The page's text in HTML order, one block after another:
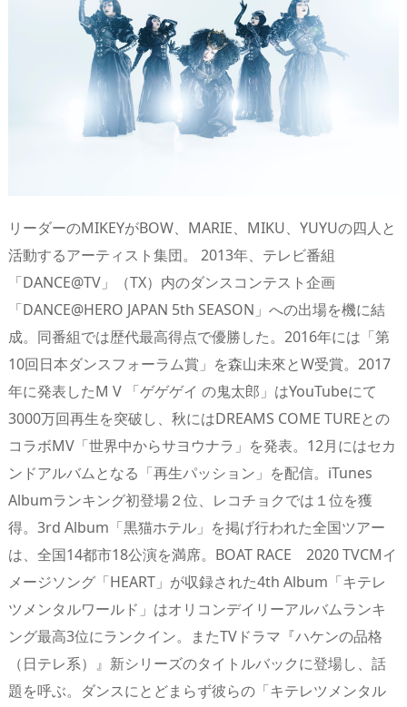
リーダーのMIKEYがBOW、MARIE、MIKU、YUYUの四人と
活動するアーティスト集団。 2013年、テレビ番組
「DANCE@TV」（TX）内のダンスコンテスト企画
「DANCE@HERO JAPAN 5th SEASON」への出場を機に結
成。同番組では歴代最高得点で優勝した。2016年には「第
10回日本ダンスフォーラム賞」を森山未來とW受賞。2017
年に発表したM V 「ゲゲゲイ の鬼太郎」はYouTubeにて
3000万回再生を突破し、秋にはDREAMS COME TUREとの
コラボMV「世界中からサヨウナラ」を発表。12月にはセカ
ンドアルバムとなる「再生パッション」を配信。iTunes
Albumランキング初登場２位、レコチョクでは１位を獲
得。3rd Album「黒猫ホテル」を掲げ行われた全国ツアー
は、全国14都市18公演を満席。BOAT RACE 2020 TVCMイ
メージソング「HEART」が収録された4th Album「キテレ
ツメンタルワールド」はオリコンデイリーアルバムランキ
ング最高3位にランクイン。またTVドラマ『ハケンの品格
（日テレ系）』新シリーズのタイトルバックに登場し、話
題を呼ぶ。ダンスにとどまらず彼らの「キテレツメンタル